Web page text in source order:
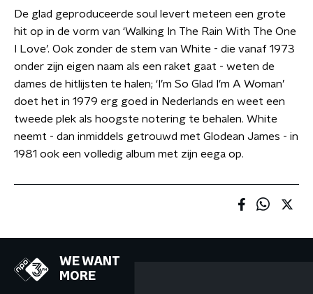
De glad geproduceerde soul levert meteen een grote
hit op in de vorm van ‘Walking In The Rain With The One
I Love’. Ook zonder de stem van White - die vanaf 1973
onder zijn eigen naam als een raket gaat - weten de
dames de hitlijsten te halen; ‘I’m So Glad I’m A Woman’
doet het in 1979 erg goed in Nederlands en weet een
tweede plek als hoogste notering te behalen. White
neemt - dan inmiddels getrouwd met Glodean James - in
1981 ook een volledig album met zijn eega op.
WE WANT
MORE